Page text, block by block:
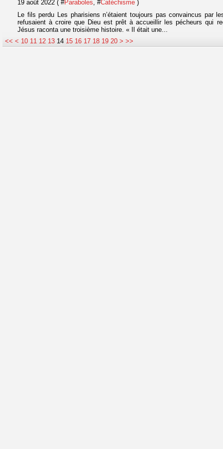
19 août 2022 ( #Paraboles , #Catéchisme )
Le fils perdu Les pharisiens n’étaient toujours pas convaincus par
refusaient à croire que Dieu est prêt à accueillir les pécheurs qui
Jésus raconta une troisième histoire. « Il était une...
<< < 10 11 12 13 14 15 16 17 18 19 20 30
40
50
60
70
> >>